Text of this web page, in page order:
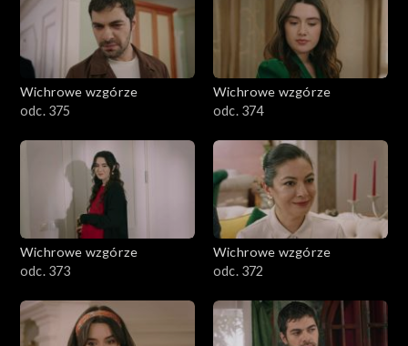
Wichrowe wzgórze
odc. 375
Wichrowe wzgórze
odc. 374
Wichrowe wzgórze
odc. 373
Wichrowe wzgórze
odc. 372